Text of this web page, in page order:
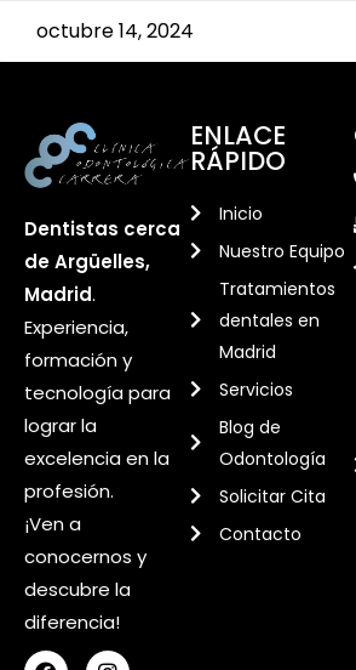
octubre 14, 2024
Dentistas cerca
de Argüelles,
Madrid.
Experiencia,
formación y
tecnología para
lograr la
excelencia en la
profesión.
¡Ven a
conocernos y
descubre la
diferencia!
ENLACE
RÁPIDO
Inicio
Nuestro Equipo
Tratamientos
dentales en
Madrid
Servicios
Blog de
Odontología
Solicitar Cita
Contacto